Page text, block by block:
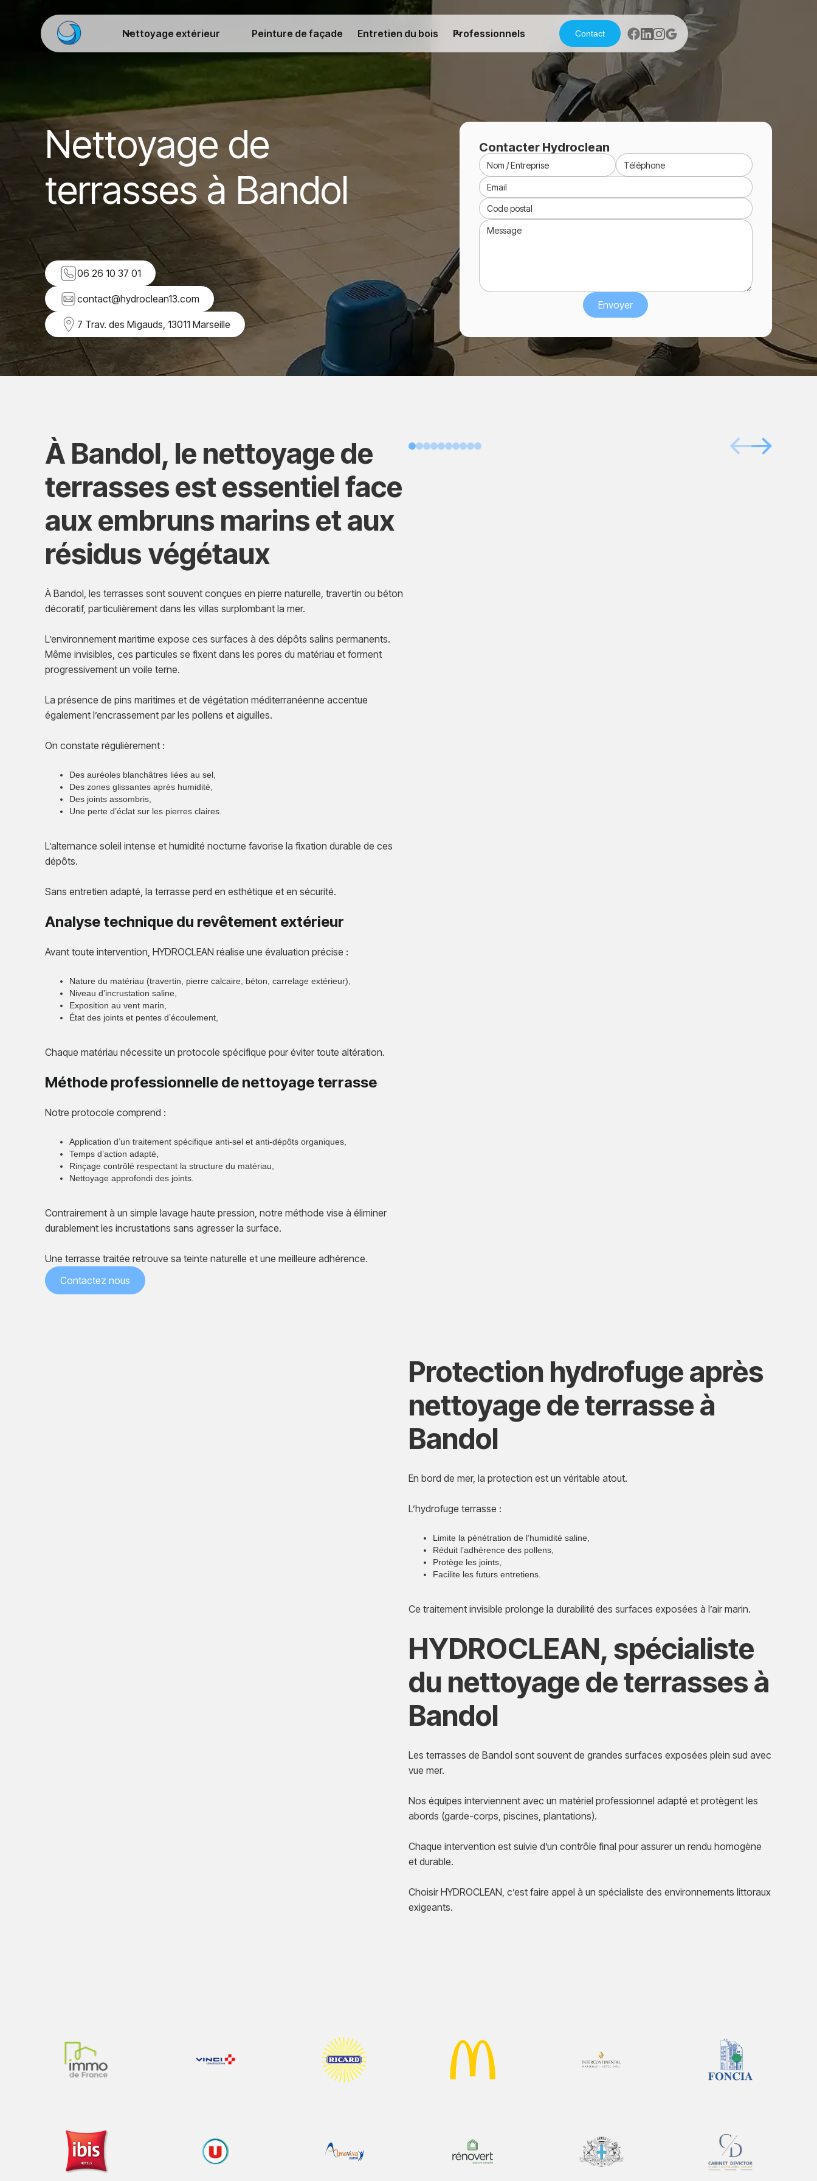
Nettoyage extérieur Peinture de façade Entretien du bois Professionnels Contact
Nettoyage de
terrasses à Bandol
06 26 10 37 01
contact@hydroclean13.com
7 Trav. des Migauds, 13011 Marseille
Contacter Hydroclean
Avant Après
À Bandol, le nettoyage de
terrasses est essentiel face
aux embruns marins et aux
résidus végétaux
À Bandol, les terrasses sont souvent conçues en pierre naturelle, travertin ou béton
décoratif, particulièrement dans les villas surplombant la mer.
L’environnement maritime expose ces surfaces à des dépôts salins permanents.
Même invisibles, ces particules se fixent dans les pores du matériau et forment
progressivement un voile terne.
La présence de pins maritimes et de végétation méditerranéenne accentue
également l’encrassement par les pollens et aiguilles.
On constate régulièrement :
Des auréoles blanchâtres liées au sel,
Des zones glissantes après humidité,
Des joints assombris,
Une perte d’éclat sur les pierres claires.
L’alternance soleil intense et humidité nocturne favorise la fixation durable de ces
dépôts.
Sans entretien adapté, la terrasse perd en esthétique et en sécurité.
Analyse technique du revêtement extérieur
Avant toute intervention, HYDROCLEAN réalise une évaluation précise :
Nature du matériau (travertin, pierre calcaire, béton, carrelage extérieur),
Niveau d’incrustation saline,
Exposition au vent marin,
État des joints et pentes d’écoulement,
Chaque matériau nécessite un protocole spécifique pour éviter toute altération.
Méthode professionnelle de nettoyage terrasse
Notre protocole comprend :
Application d’un traitement spécifique anti-sel et anti-dépôts organiques,
Temps d’action adapté,
Rinçage contrôlé respectant la structure du matériau,
Nettoyage approfondi des joints.
Contrairement à un simple lavage haute pression, notre méthode vise à éliminer
durablement les incrustations sans agresser la surface.
Une terrasse traitée retrouve sa teinte naturelle et une meilleure adhérence.
Contactez nous
Protection hydrofuge après
nettoyage de terrasse à
Bandol
En bord de mer, la protection est un véritable atout.
L’hydrofuge terrasse :
Limite la pénétration de l’humidité saline,
Réduit l’adhérence des pollens,
Protège les joints,
Facilite les futurs entretiens.
Ce traitement invisible prolonge la durabilité des surfaces exposées à l’air marin.
HYDROCLEAN, spécialiste
du nettoyage de terrasses à
Bandol
Les terrasses de Bandol sont souvent de grandes surfaces exposées plein sud avec
vue mer.
Nos équipes interviennent avec un matériel professionnel adapté et protègent les
abords (garde-corps, piscines, plantations).
Chaque intervention est suivie d’un contrôle final pour assurer un rendu homogène
et durable.
Choisir HYDROCLEAN, c’est faire appel à un spécialiste des environnements littoraux
exigeants.